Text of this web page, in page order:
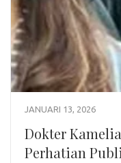
JANUARI 13, 2026
Dokter
Perhatian